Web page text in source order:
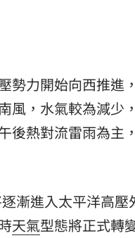
勢力開始向西推進
風，水氣較為減少
後熱對流雷雨為主
漸進入太平洋高壓
天氣型態將正式轉